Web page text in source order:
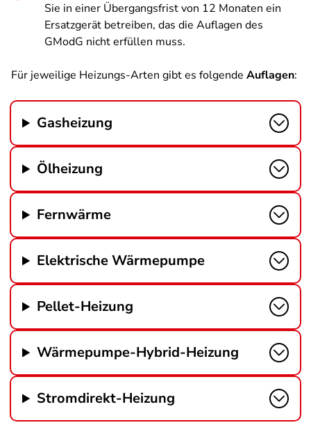
Sie in einer Übergangsfrist von 12 Monaten ein
Ersatzgerät betreiben, das die Auflagen des
GModG nicht erfüllen muss.
Für jeweilige Heizungs-Arten gibt es folgende Auflagen:
Gasheizung
Ölheizung
Fernwärme
Elektrische Wärmepumpe
Pellet-Heizung
Wärmepumpe-Hybrid-Heizung
Stromdirekt-Heizung